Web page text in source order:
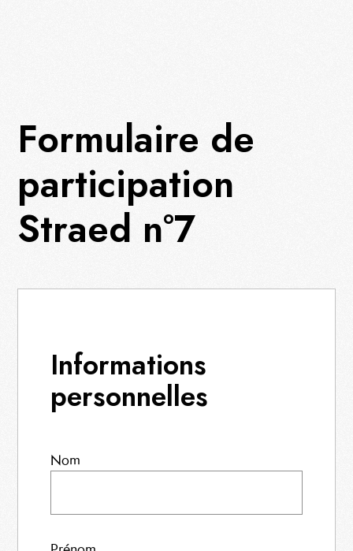
Formulaire de
participation
Straed n°7
Informations
personnelles
Nom